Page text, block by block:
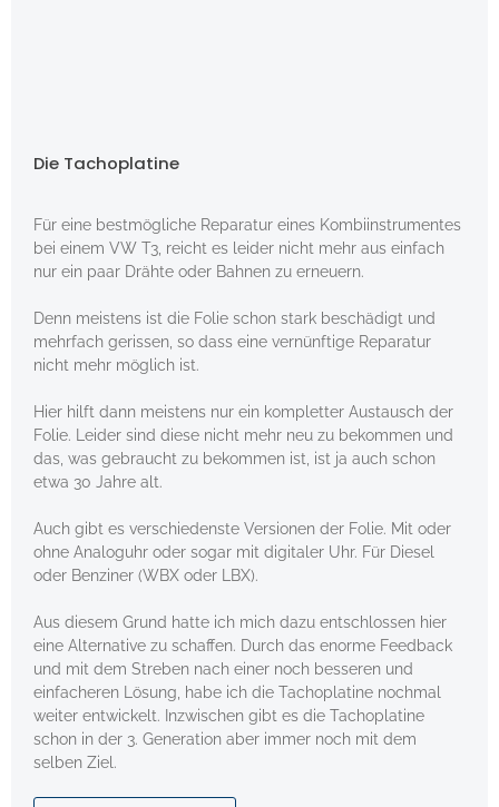
Die Tachoplatine
Für eine bestmögliche Reparatur eines Kombiinstrumentes
bei einem VW T3, reicht es leider nicht mehr aus einfach
nur ein paar Drähte oder Bahnen zu erneuern.
Denn meistens ist die Folie schon stark beschädigt und
mehrfach gerissen, so dass eine vernünftige Reparatur
nicht mehr möglich ist.
Hier hilft dann meistens nur ein kompletter Austausch der
Folie. Leider sind diese nicht mehr neu zu bekommen und
das, was gebraucht zu bekommen ist, ist ja auch schon
etwa 30 Jahre alt.
Auch gibt es verschiedenste Versionen der Folie. Mit oder
ohne Analoguhr oder sogar mit digitaler Uhr. Für Diesel
oder Benziner (WBX oder LBX).
Aus diesem Grund hatte ich mich dazu entschlossen hier
eine Alternative zu schaffen. Durch das enorme Feedback
und mit dem Streben nach einer noch besseren und
einfacheren Lösung, habe ich die Tachoplatine nochmal
weiter entwickelt. Inzwischen gibt es die Tachoplatine
schon in der 3. Generation aber immer noch mit dem
selben Ziel.